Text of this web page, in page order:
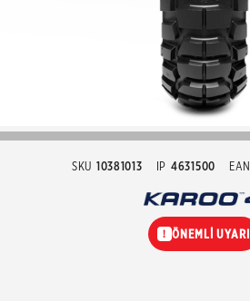
SKU 10381013 IP 4631500 EAN
! ÖNEMLİ UYARI